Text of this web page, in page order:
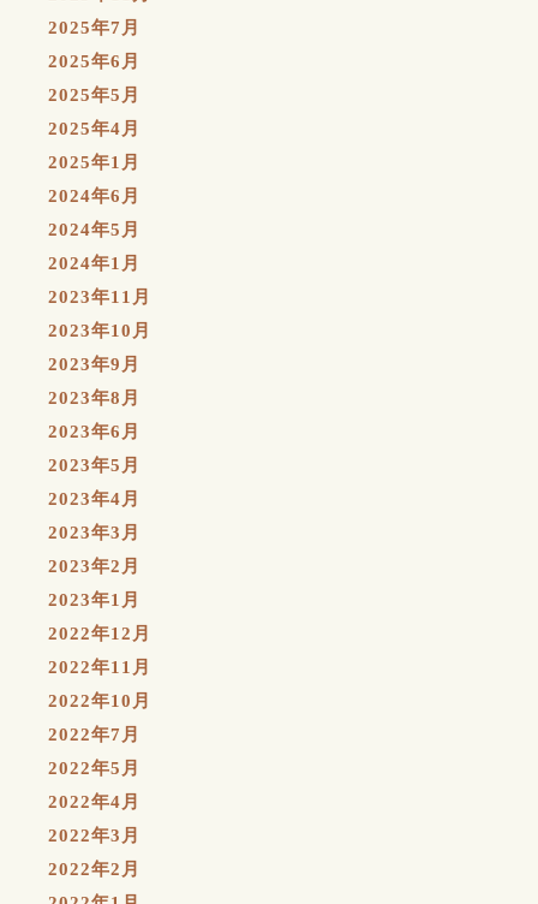
2025年7月
2025年6月
2025年5月
2025年4月
2025年1月
2024年6月
2024年5月
2024年1月
2023年11月
2023年10月
2023年9月
2023年8月
2023年6月
2023年5月
2023年4月
2023年3月
2023年2月
2023年1月
2022年12月
2022年11月
2022年10月
2022年7月
2022年5月
2022年4月
2022年3月
2022年2月